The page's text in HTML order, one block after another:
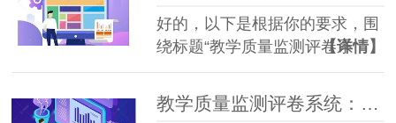
好的，以下是根据你的要求，围
绕标题“教学质量监测评卷系
统：提升教学质量的数字化支
持”写的一篇文章：
【详情】
教学质量监测评卷系统：提升阅卷准确性的数字辅助